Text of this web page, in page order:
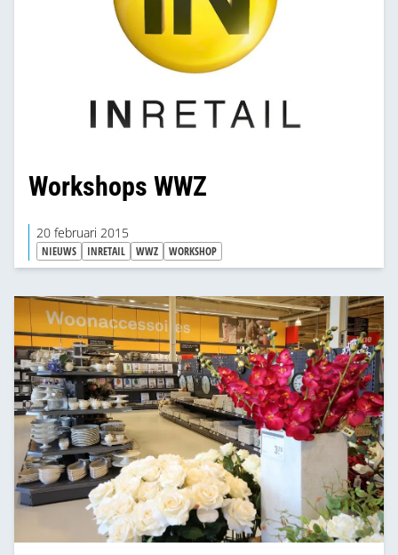
Workshops WWZ
20 februari 2015
NIEUWS INRETAIL WWZ WORKSHOP